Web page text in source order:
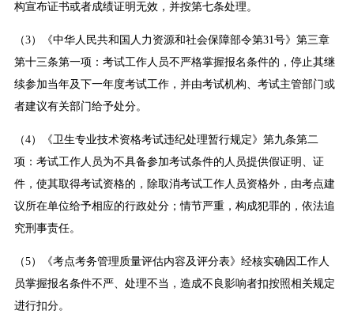
构宣布证书或者成绩证明无效，并按第七条处理。
（3）《中华人民共和国人力资源和社会保障部令第31号》第三章
第十三条第一项：考试工作人员不严格掌握报名条件的，停止其继
续参加当年及下一年度考试工作，并由考试机构、考试主管部门或
者建议有关部门给予处分。
（4）《卫生专业技术资格考试违纪处理暂行规定》第九条第二
项：考试工作人员为不具备参加考试条件的人员提供假证明、证
件，使其取得考试资格的，除取消考试工作人员资格外，由考点建
议所在单位给予相应的行政处分；情节严重，构成犯罪的，依法追
究刑事责任。
（5）《考点考务管理质量评估内容及评分表》经核实确因工作人
员掌握报名条件不严、处理不当，造成不良影响者扣按照相关规定
进行扣分。